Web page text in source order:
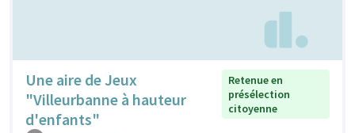
Une aire de Jeux
"Villeurbanne à hauteur
d'enfants"
Retenue en
présélection
citoyenne